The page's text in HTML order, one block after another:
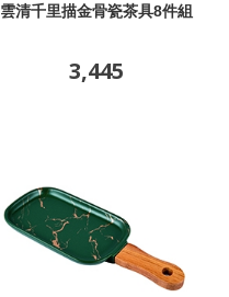
雲清千里描金骨瓷茶具8件組
3,445